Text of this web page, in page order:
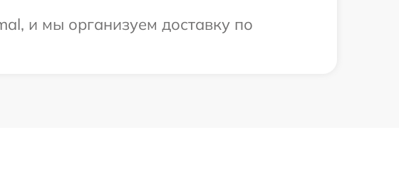
и мы организуем доставку по